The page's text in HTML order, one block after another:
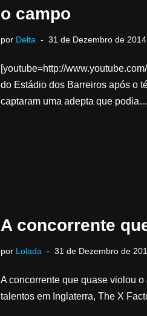
o campo
por Delta 31 de Dezembro de 2014
[youtube=http://
do Estádio dos Barreiros após o
captaram uma adepta que podia…
A concorrente
por Lolada 31 de Dezembro de
A concorrente que quase violou
talentos em Inglaterra, The X